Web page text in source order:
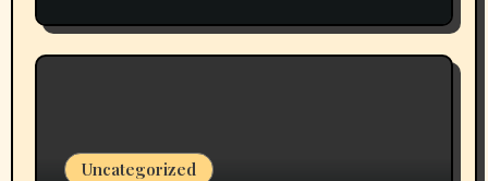
Uncategorized